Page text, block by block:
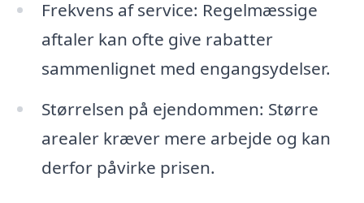
Frekvens af service: Regelmæssige
aftaler kan ofte give rabatter
sammenlignet med engangsydelser.
Størrelsen på ejendommen: Større
arealer kræver mere arbejde og kan
derfor påvirke prisen.